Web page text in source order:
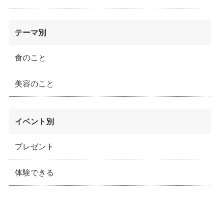
テーマ別
食のこと
美容のこと
イベント別
プレゼント
体験できる